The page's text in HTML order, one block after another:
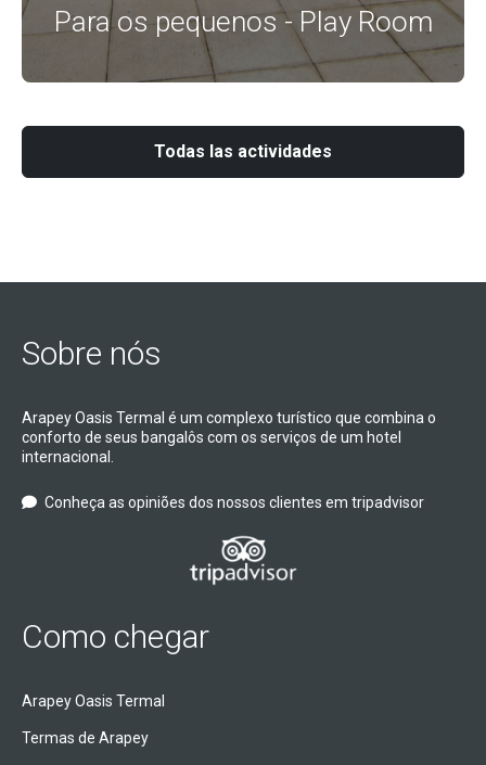
Para os pequenos - Play Room
Todas las actividades
Sobre nós
Arapey Oasis Termal é um complexo turístico que combina o
conforto de seus bangalôs com os serviços de um hotel
internacional.
Conheça as opiniões dos nossos clientes em tripadvisor
Como chegar
Arapey Oasis Termal
Termas de Arapey